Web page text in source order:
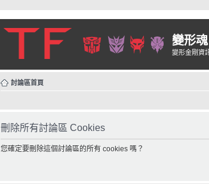
變形魂
變形金剛資
討論區首頁
刪除所有討論區 Cookies
您確定要刪除這個討論區的所有 cookies 嗎？